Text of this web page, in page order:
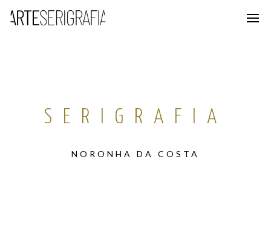
SERIGRAFIA
NORONHA DA COSTA